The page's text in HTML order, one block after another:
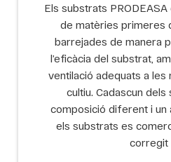
Els substrats
de matèries primeres
barrejades de manera
l’eficàcia del substrat,
ventilació adequats a les
cultiu. Cadascun
composició diferent i un
els substrats es
corregit